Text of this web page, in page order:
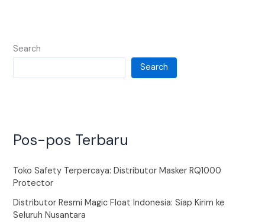
Search
Search
Pos-pos Terbaru
Toko Safety Terpercaya: Distributor Masker RQ1000
Protector
Distributor Resmi Magic Float Indonesia: Siap Kirim ke
Seluruh Nusantara